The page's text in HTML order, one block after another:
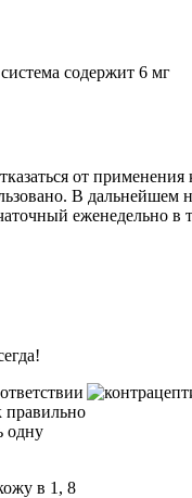
содержит 6 мг
от применения
В дальнейшем
еженедельно в
правильно
одну
в 1, 8